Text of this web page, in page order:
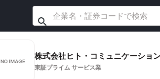
NO IMAGE
東証プライム サービス業